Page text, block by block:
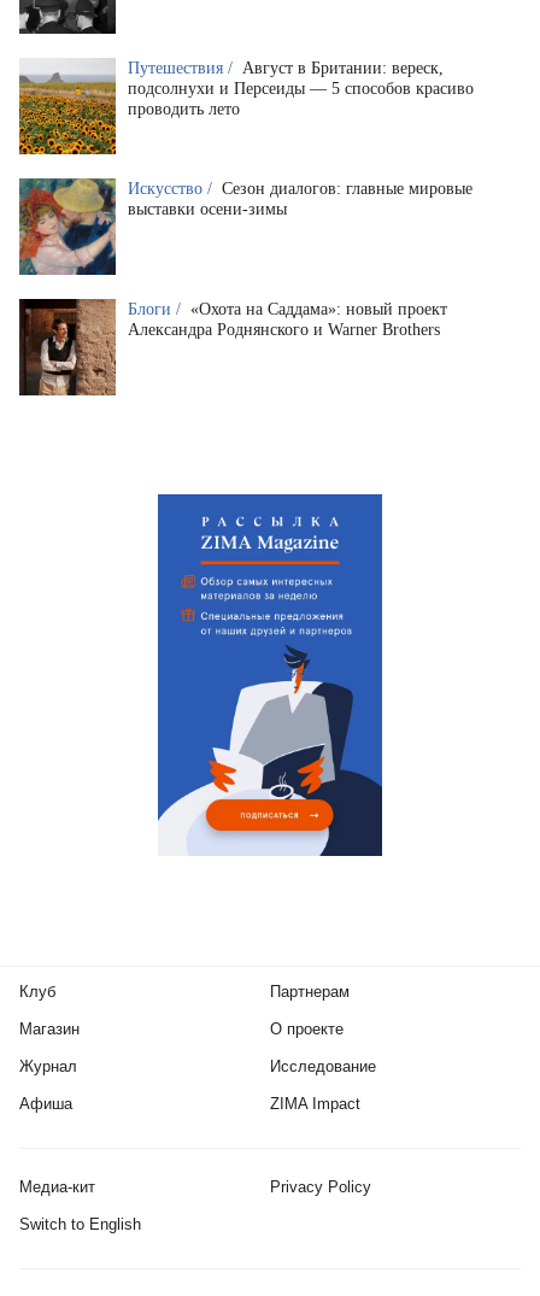
Путешествия / Август в Британии: вереск,
подсолнухи и Персеиды — 5 способов красиво
проводить лето
Искусство / Сезон диалогов: главные мировые
выставки осени-зимы
Блоги / «Охота на Саддама»: новый проект
Александра Роднянского и Warner Brothers
Клуб
Магазин
Журнал
Афиша
Партнерам
О проекте
Исследование
ZIMA Impact
Медиа-кит Privacy Policy
Switch to English